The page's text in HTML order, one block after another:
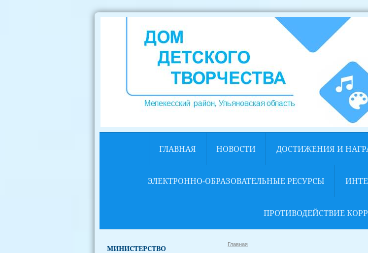
ГЛАВНАЯ НОВОСТИ ДОСТИЖЕНИЯ И
ЭЛЕКТРОННО-ОБРАЗОВАТЕЛЬНЫЕ РЕСУРСЫ
ПРОТИВОДЕЙСТВИЕ
МИНИСТЕРСТВО Главная